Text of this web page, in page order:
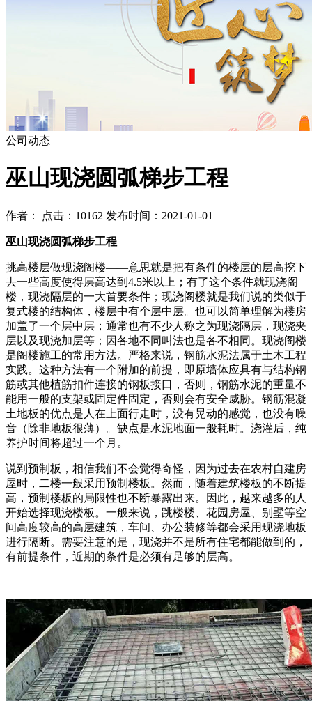
公司动态
巫山现浇圆弧梯步工程
作者： 点击：10162 发布时间：2021-01-01
巫山现浇圆弧梯步工程
挑高楼层做现浇阁楼——意思就是把有条件的楼层的层高挖下
去一些高度使得层高达到4.5米以上；有了这个条件就现浇阁
楼，现浇隔层的一大首要条件；现浇阁楼就是我们说的类似于
复式楼的结构体，楼层中有个层中层。也可以简单理解为楼房
加盖了一个层中层；通常也有不少人称之为现浇隔层，现浇夹
层以及现浇加层等；因各地不同叫法也是各不相同。现浇阁楼
是阁楼施工的常用方法。严格来说，钢筋水泥法属于土木工程
实践。这种方法有一个附加的前提，即原墙体应具有与结构钢
筋或其他植筋扣件连接的钢板接口，否则，钢筋水泥的重量不
能用一般的支架或固定件固定，否则会有安全威胁。钢筋混凝
土地板的优点是人在上面行走时，没有晃动的感觉，也没有噪
音（除非地板很薄）。缺点是水泥地面一般耗时。浇灌后，纯
养护时间将超过一个月。
说到预制板，相信我们不会觉得奇怪，因为过去在农村自建房
屋时，二楼一般采用预制楼板。然而，随着建筑楼板的不断提
高，预制楼板的局限性也不断暴露出来。因此，越来越多的人
开始选择现浇楼板。一般来说，跳楼楼、花园房屋、别墅等空
间高度较高的高层建筑，车间、办公装修等都会采用现浇地板
进行隔断。需要注意的是，现浇并不是所有住宅都能做到的，
有前提条件，近期的条件是必须有足够的层高。